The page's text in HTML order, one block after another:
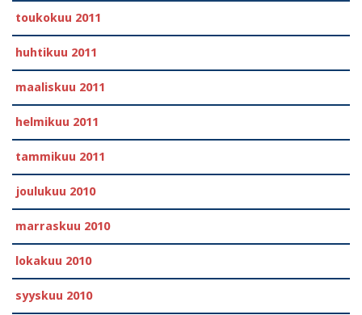
toukokuu 2011
huhtikuu 2011
maaliskuu 2011
helmikuu 2011
tammikuu 2011
joulukuu 2010
marraskuu 2010
lokakuu 2010
syyskuu 2010